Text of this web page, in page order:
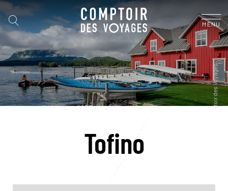
MENU
Tofino